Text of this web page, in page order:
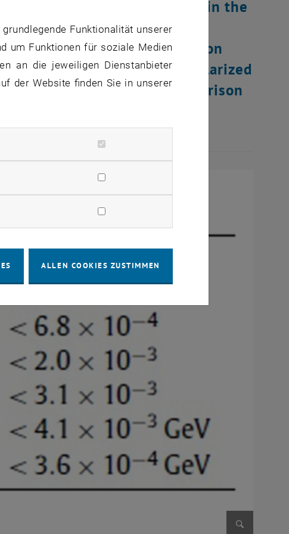
Lorentz invariance violation in the
a theoretical basis for an
analysis of transition
gravitational states of unpolarized
new constraints in comparison
(2011).
Funktionalität unserer
um Funktionen für soziale Medien
an die jeweiligen Dienstanbieter
der Website finden Sie in unserer
ALLEN COOKIES ZUSTIMMEN